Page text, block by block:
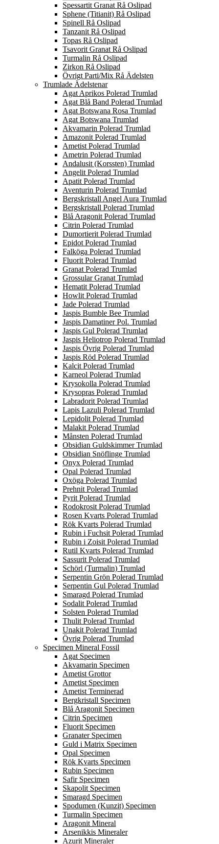
Spessartit Granat Rå Oslipad
Sphene (Titianit) Rå Oslipad
Spinell Rå Oslipad
Tanzanit Rå Oslipad
Topas Rå Oslipad
Tsavorit Granat Rå Oslipad
Turmalin Rå Oslipad
Zirkon Rå Oslipad
Övrigt Parti/Mix Rå Ädelsten
Trumlade Ädelstenar
Agat Aprikos Polerad Trumlad
Agat Blå Band Polerad Trumlad
Agat Botswana Rosa Trumlad
Agat Botswana Trumlad
Akvamarin Polerad Trumlad
Amazonit Polerad Trumlad
Ametist Polerad Trumlad
Ametrin Polerad Trumlad
Andalusit (Korssten) Trumlad
Angelit Polerad Trumlad
Apatit Polerad Trumlad
Aventurin Polerad Trumlad
Bergskristall Angel Aura Trumlad
Bergskristall Polerad Trumlad
Blå Aragonit Polerad Trumlad
Citrin Polerad Trumlad
Dumortierit Polerad Trumlad
Epidot Polerad Trumlad
Falköga Polerad Trumlad
Fluorit Polerad Trumlad
Granat Polerad Trumlad
Grossular Granat Trumlad
Hematit Polerad Trumlad
Howlit Polerad Trumlad
Jade Polerad Trumlad
Jaspis Bumble Bee Trumlad
Jaspis Damatiner Pol. Trumlad
Jaspis Gul Polerad Trumlad
Jaspis Heliotrop Polerad Trumlad
Jaspis Övrig Polerad Trumlad
Jaspis Röd Polerad Trumlad
Kalcit Polerad Trumlad
Karneol Polerad Trumlad
Krysokolla Polerad Trumlad
Krysopras Polerad Trumlad
Labradorit Polerad Trumlad
Lapis Lazuli Polerad Trumlad
Lepidolit Polerad Trumlad
Malakit Polerad Trumlad
Månsten Polerad Trumlad
Obsidian Guldskimmer Trumlad
Obsidian Snöflinge Trumlad
Onyx Polerad Trumlad
Opal Polerad Trumlad
Oxöga Polerad Trumlad
Prehnit Polerad Trumlad
Pyrit Polerad Trumlad
Rodokrosit Polerad Trumlad
Rosen Kvarts Polerad Trumlad
Rök Kvarts Polerad Trumlad
Rubin i Fuchsit Polerad Trumlad
Rubin i Zoisit Polerad Trumlad
Rutil Kvarts Polerad Trumlad
Sassurit Polerad Trumlad
Schörl (Turmalin) Trumlad
Serpentin Grön Polerad Trumlad
Serpentin Gul Polerad Trumlad
Smaragd Polerad Trumlad
Sodalit Polerad Trumlad
Solsten Polerad Trumlad
Thulit Polerad Trumlad
Unakit Polerad Trumlad
Övrig Polerad Trumlad
Specimen Mineral Fossil
Agat Specimen
Akvamarin Specimen
Ametist Grottor
Ametist Specimen
Ametist Terminerad
Bergkristall Specimen
Blå Aragonit Specimen
Citrin Specimen
Fluorit Specimen
Granater Specimen
Guld i Matrix Specimen
Opal Specimen
Rök Kvarts Specimen
Rubin Specimen
Safir Specimen
Skapolit Specimen
Smaragd Specimen
Spodumen (Kunzit) Specimen
Turmalin Specimen
Aragonit Mineral
Arsenikkis Mineraler
Azurit Mineraler